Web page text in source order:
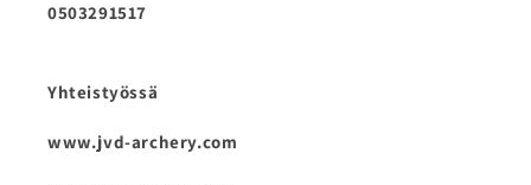
0503291517
Yhteistyössä
www.jvd-archery.com